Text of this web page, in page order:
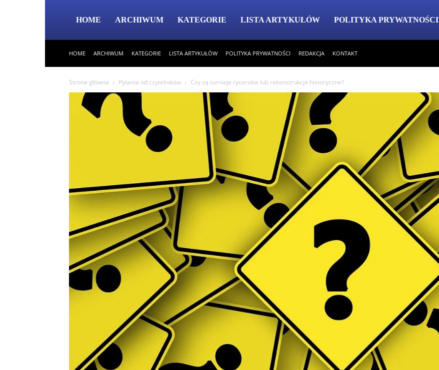
HOME ARCHIWUM KATEGORIE LISTA ARTYKUŁÓW POLITYKA PRYWATNOŚCI
HOME ARCHIWUM KATEGORIE LISTA ARTYKUŁÓW POLITYKA PRYWATNOŚCI REDAKCJA KONTAKT
Strona główna Pytania od czytelników Czy są turnieje rycerskie lub rekonstrukcje historyczne?